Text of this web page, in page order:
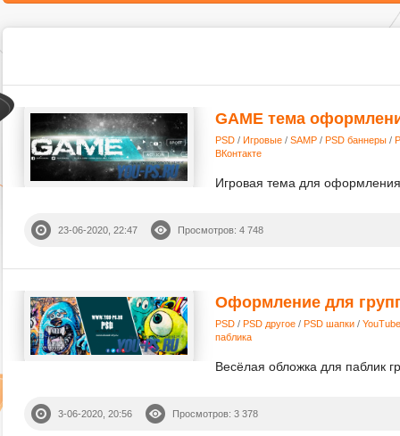
GAME тема
PSD / Игровые / SAMP / PSD баннеры /
ВКонтакте
Игровая тема для
23-06-2020, 22:47 Просмотров: 4 748
Оформление для
PSD / PSD другое / PSD шапки / YouTube
паблика
Весёлая обложка для паблик
3-06-2020, 20:56 Просмотров: 3 378